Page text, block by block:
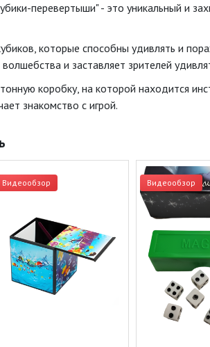
перевертыши" - это уникальный и
которые способны удивлять и
и заставляет зрителей
коробку, на которой находится
знакомство с игрой.
Видеообзор Видеообзор